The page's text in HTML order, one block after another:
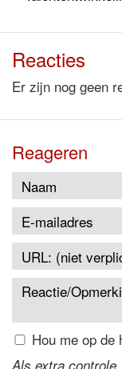
Reacties
Er zijn nog geen
Reageren
Hou me op de
Als extra